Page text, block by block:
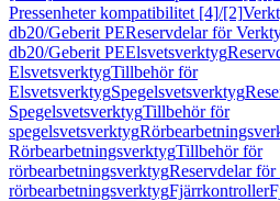
Pressenheter kompatibilitet [4]/[2]
db20/Geberit PEReservdelar för
db20/Geberit PEElsvetsverktyg
ElsvetsverktygTillbehör för
ElsvetsverktygSpegelsvetsverktyg
SpegelsvetsverktygTillbehör för
spegelsvetsverktyg
RörbearbetningsverktygTillbehör för
rörbearbetningsverktygReservdelar
rörbearbetningsverktygFjärrkontroller